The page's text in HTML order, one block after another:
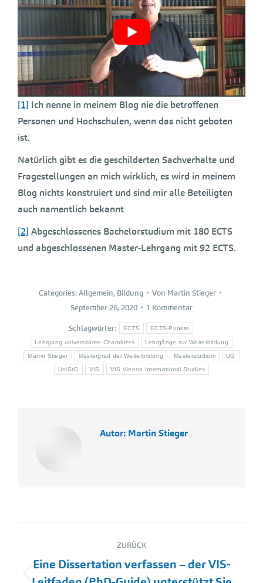
[1] Ich nenne in meinem Blog nie die betroffenen
Personen und Hochschulen, wenn das nicht geboten
ist.
Natürlich gibt es die geschilderten Sachverhalte und
Fragestellungen an mich wirklich, es wird in meinem
Blog nichts konstruiert und sind mir alle Beteiligten
auch namentlich bekannt
[2] Abgeschlossenes Bachelorstudium mit 180 ECTS
und abgeschlossenen Master-Lehrgang mit 92 ECTS.
Categories:Allgemein, Bildung Von Martin Stieger
September 26, 2020
1 Kommentar
Schlagwörter: ECTS ECTS-Punkte
Lehrgang universitären Charakters Lehrgänge zur Weiterbildung
Martin Stieger Mastergrad der Weiterbildung Masterstudium UG
UniStG VIS VIS Vienna International Studies
Autor: Martin Stieger
Kommentarnavigation
ZURÜCK
Vorheriger
Eine Dissertation verfassen – der VIS-